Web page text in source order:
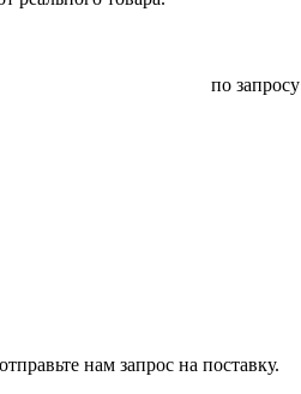
по запросу
нам запрос на поставку.